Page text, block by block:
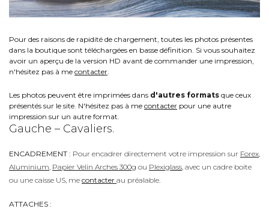
Pour des raisons de rapidité de chargement, toutes les photos présentes
dans la boutique sont téléchargées en basse définition. Si vous souhaitez
avoir un aperçu de la version HD avant de commander une impression,
n'hésitez pas à me contacter
Les photos peuvent être imprimées dans d'autres formats que ceux
présentés sur le site. N'hésitez pas à me contacter pour une autre
impression sur un autre format.
Gauche – Cavaliers.
ENCADREMENT : Pour encadrer directement votre impression sur Forex
Aluminium Papier Velin Arches 300g ou Plexiglass , avec un cadre boite
ou une caisse US, me contacter au préalable.
ATTACHES :